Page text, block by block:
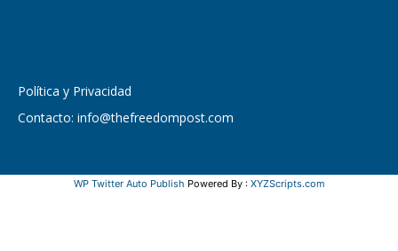
Política y Privacidad
Contacto: info@thefreedompost.com
WP Twitter Auto Publish Powered By : XYZScripts.com